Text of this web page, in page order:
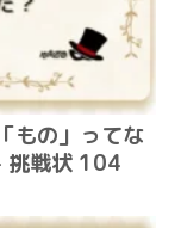
もの」ってな
挑戦状 104